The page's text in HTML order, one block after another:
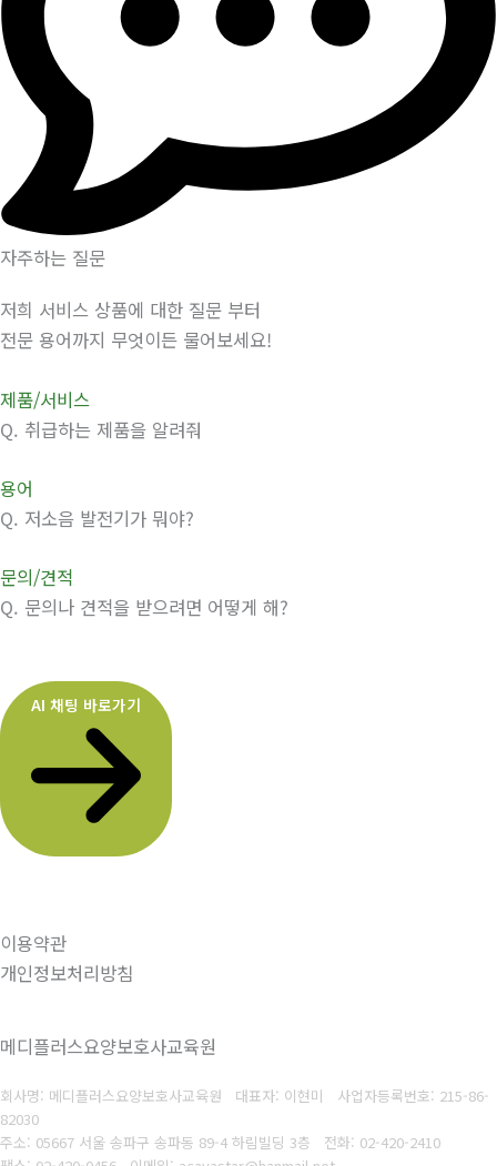
자주하는 질문
저희 서비스 상품에 대한 질문 부터
전문 용어까지 무엇이든 물어보세요!
제품/서비스
Q. 취급하는 제품을 알려줘
용어
Q. 저소음 발전기가 뭐야?
문의/견적
Q. 문의나 견적을 받으려면 어떻게 해?
AI 채팅 바로가기
이용약관
개인정보처리방침
메디플러스요양보호사교육원
회사명: 메디플러스요양보호사교육원 대표자: 이현미 사업자등록번호: 215-86-
82030
주소: 05667 서울 송파구 송파동 89-4 하림빌딩 3층 전화: 02-420-2410